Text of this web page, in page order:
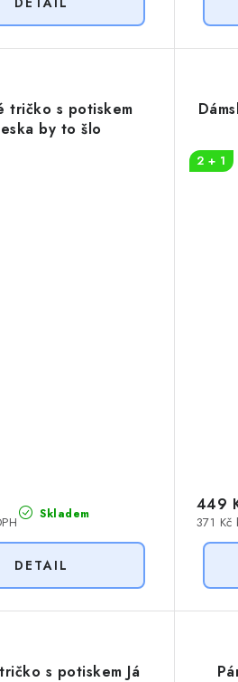
tričko s potiskem
by to šlo
Skladem
2 + 1
371 Kč
449
s potiskem Já